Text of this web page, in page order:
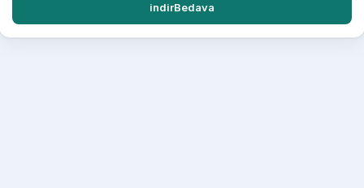
indirBedava